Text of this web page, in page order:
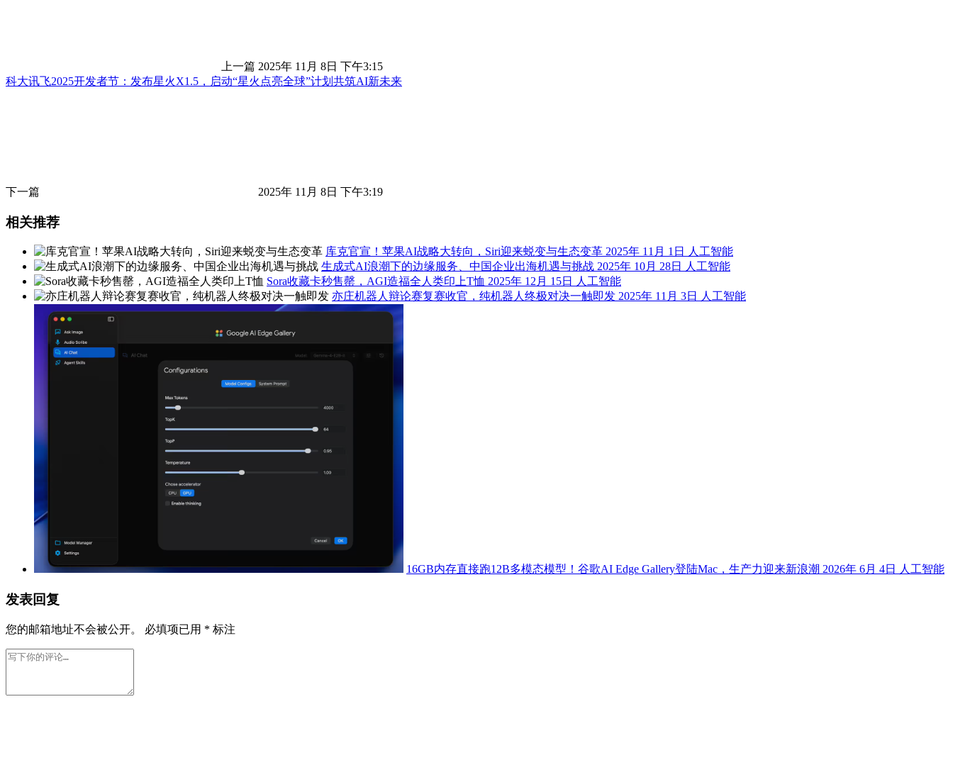
上一篇 2025年 11月 8日 下午3:15
科大讯飞2025开发者节：发布星火X1.5，启动“星火点亮全球”计划共筑AI新未来
下一篇 2025年 11月 8日 下午3:19
相关推荐
库克官宣！苹果AI战略大转向，Siri迎来蜕变与生态变革 2025年 11月 1日
人工智能
生成式AI浪潮下的边缘服务、中国企业出海机遇与挑战 2025年 10月 28日
人工智能
Sora收藏卡秒售罄，AGI造福全人类印上T恤 2025年 12月 15日
人工智能
亦庄机器人辩论赛复赛收官，纯机器人终极对决一触即发 2025年 11月 3日 人工智能
16GB内存直接跑12B多模态模型！谷歌AI Edge Gallery登陆Mac，生产力迎来新浪潮 2026年 6月 4日 人工智能
发表回复
您的邮箱地址不会被公开。 必填项已用 * 标注